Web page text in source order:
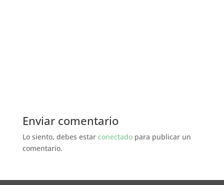
Enviar comentario
Lo siento, debes estar conectadopara publicar un
comentario.